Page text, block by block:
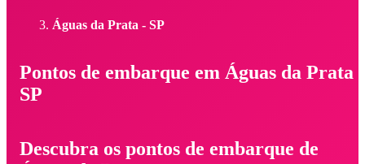
Águas da Prata - SP
Pontos de embarque em Águas da Prata -
SP
Descubra os pontos de embarque de